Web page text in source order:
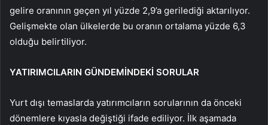
gelire oranının geçen yıl yüzde 2,9’a gerilediği aktarılıyor.
Gelişmekte olan ülkelerde bu oranın ortalama yüzde 6,3
olduğu belirtiliyor.
YATIRIMCILARIN GÜNDEMİNDEKİ SORULAR
Yurt dışı temaslarda yatırımcıların sorularının da önceki
dönemlere kıyasla değiştiği ifade ediliyor. İlk aşamada